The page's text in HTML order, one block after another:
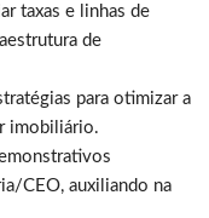
taxas e linhas de
de
para otimizar a
imobiliário.
CEO, auxiliando na